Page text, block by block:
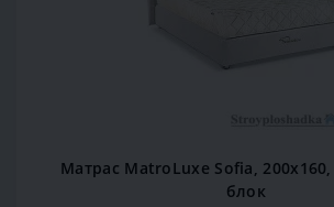
Матрас MatroLuxe Sofia,
блок